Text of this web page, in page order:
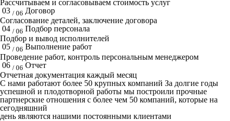
Рассчитываем и согласовываем стоимость услуг
03 / 06 Договор
Согласование деталей, заключение договора
04 / 06 Подбор персонала
Подбор и вывод исполнителей
05 / 06 Выполнение работ
Проведение работ, контроль персональным менеджером
06 / 06 Отчет
Отчетная документация каждый месяц
C нами работают более 50 крупных компаний За долгие годы
успешной и плодотворной работы мы построили прочные
партнерские отношения с более чем 50 компаний, которые на
сегодняшний
день являются нашими постоянными клиентами